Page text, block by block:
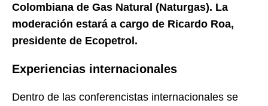
Colombiana de Gas Natural (Naturgas). La
moderación estará a cargo de Ricardo Roa,
presidente de Ecopetrol.
Experiencias internacionales
Dentro de las conferencistas internacionales se